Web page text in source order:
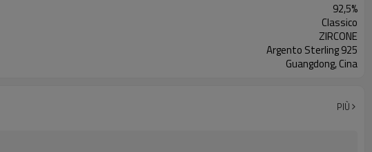
92,5%
Classico
ZIRCONE
Argento Sterling 925
Guangdong, Cina
PIÙ